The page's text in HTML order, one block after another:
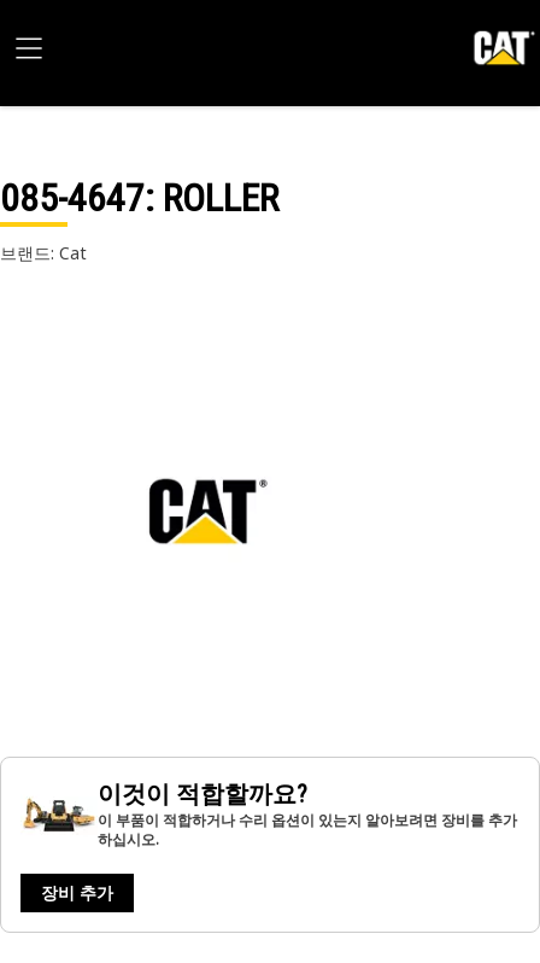
085-4647: ROLLER
브랜드: Cat
이것이 적합할까요?
이 부품이 적합하거나 수리 옵션이 있는지 알아보려면 장비를 추가
하십시오.
장비 추가